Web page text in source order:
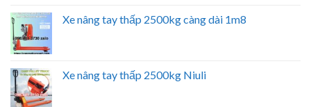
Xe nâng tay thấp 2500kg càng dài 1m8
Xe nâng tay thấp 2500kg Niuli